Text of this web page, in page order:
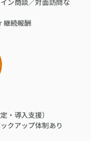
ン商談／対面訪問な
継続報酬
・導入支援）
クアップ体制あり